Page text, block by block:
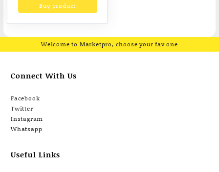
฿2,190.00.
฿1,796.00.Buy product
Welcome to Marketpro, choose your fav one
Connect With Us
Facebook
Twitter
Instagram
Whatsapp
Useful Links